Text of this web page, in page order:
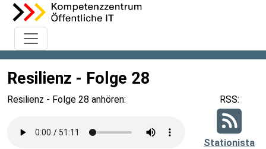
Resilienz - Folge 28
Resilienz - Folge 28 anhören: RSS:
Stationista